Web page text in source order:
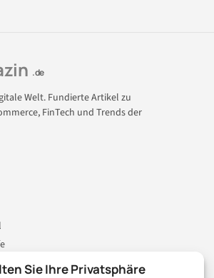
Sie Ihre Privatsphäre
.de
Welt. Fundierte Artikel zu
FinTech und Trends der